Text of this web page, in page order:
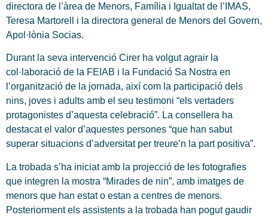
directora de l’àrea de Menors, Família i Igualtat de l’IMAS,
Teresa Martorell i la directora general de Menors del Govern,
Apol·lònia Socias.
Durant la seva intervenció Cirer ha volgut agrair la
col·laboració de la FEIAB i la Fundació Sa Nostra en
l’organització de la jornada, així com la participació dels
nins, joves i adults amb el seu testimoni “els vertaders
protagonistes d’aquesta celebració”. La consellera ha
destacat el valor d’aquestes persones “que han sabut
superar situacions d’adversitat per treure’n la part positiva”.
La trobada s’ha iniciat amb la projecció de les fotografies
que integren la mostra “Mirades de nin”, amb imatges de
menors que han estat o estan a centres de menors.
Posteriorment els assistents a la trobada han pogut gaudir